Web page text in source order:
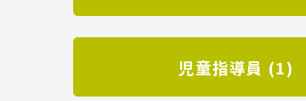
児童指導員 (1)